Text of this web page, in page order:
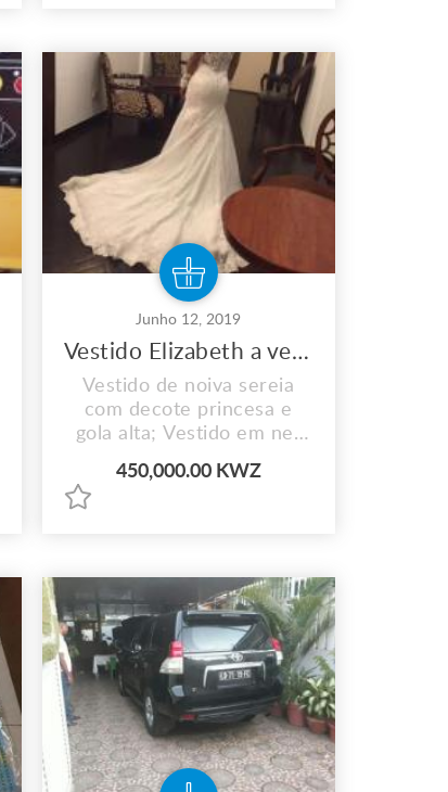
definir com hastes ou rolos
Entrega: 1.500Kzs
Junho 12, 2019
Vestido Elizabeth a venda!
Vestido de noiva sereia
com decote princesa e
gola alta; Vestido em net
renda francesa e tule com
barrado e aplicações de
Concentração de bordado
na gola com cristais; Cauda
fixa; Botões de cristais.
450,000.00 KWZ